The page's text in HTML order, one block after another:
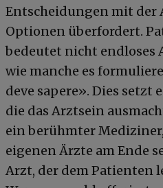
Entscheidungen mit der
Optionen überfordert.
bedeutet nicht endloses
wie manche es
deve sapere». Dies setzt
die das Arztsein
ein berühmter
eigenen Ärzte am Ende
Arzt, der dem Patienten